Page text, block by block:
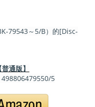
79543～5/B）的[Disc-
通版】
5